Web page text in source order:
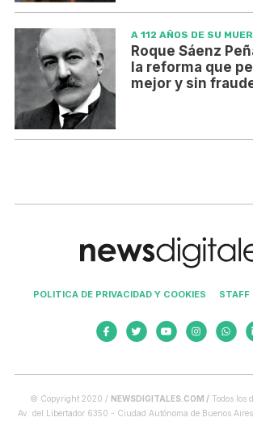
A 112 AÑOS DE SU
Roque Sáenz
la reforma que
mejor y sin
POLITICA DE PRIVACIDAD Y COOKIES STAFF
© Copyright 2020 / NEWSDIGITALES.COM / Todos los
Av. del Libertador 6350 - Ciudad Autónoma de Buenos